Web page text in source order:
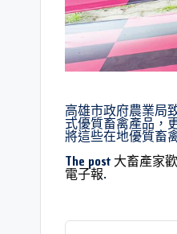
高雄市政府農業局
式優質畜禽產品，
將這些在地優質畜
The post 大畜產家
電子報.